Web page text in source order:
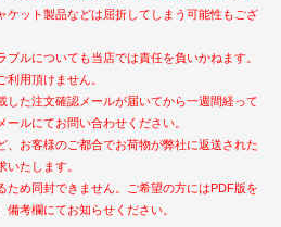
ケット製品などは屈折してしまう可能性もござ
ブルについても当店では責任を負いかねます。
利用頂けません。
した注文確認メールが届いてから一週間経って
ルにてお問い合わせください。
、お客様のご都合でお荷物が弊社に返送された
たします。
ため同封できません。ご希望の方にはPDF版を
備考欄にてお知らせください。